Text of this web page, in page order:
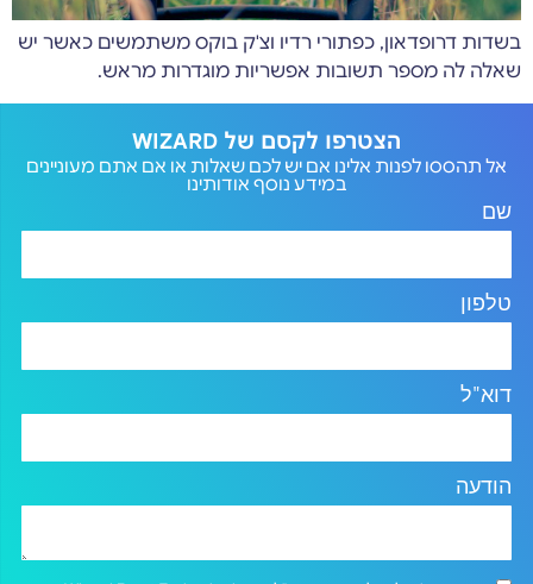
בשדות דרופדאון, כפתורי רדיו וצ'ק בוקס משתמשים כאשר יש
שאלה לה מספר תשובות אפשריות מוגדרות מראש.
הצטרפו לקסם של WIZARD
אל תהססו לפנות אלינו אם יש לכם שאלות או אם אתם מעוניינים
במידע נוסף אודותינו
שם
טלפון
דוא"ל
הודעה